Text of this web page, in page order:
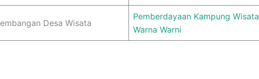
Desa Wisata
Pemberdayaan Kampung Wisata
Warna Warni